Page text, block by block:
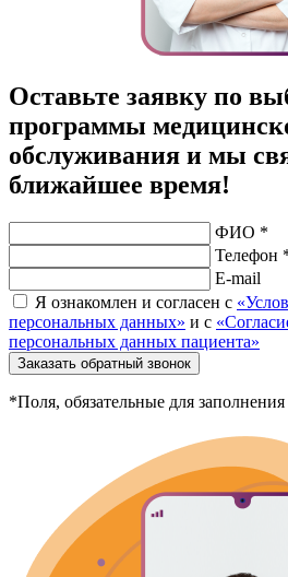
Оставьте заявку по
программы
обслуживания и мы
ближайшее время!
ФИО *
Телефон
E-mail
Я ознакомлен и согласен с
персональных данных» и с
персональных данных пациента»
Заказать обратный звонок
*Поля, обязательные для заполнения